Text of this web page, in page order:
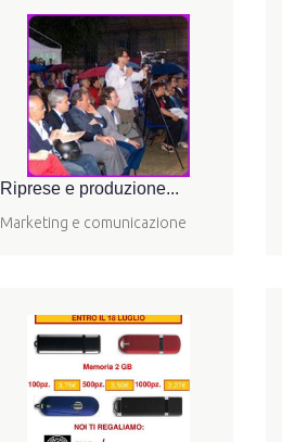
Riprese e produzione...
Marketing e comunicazione